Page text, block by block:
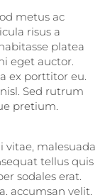
metus ac
risus a
platea
eget auctor.
ex porttitor eu.
Sed rutrum
pretium.
vitae, malesuada
tellus quis
sodales erat.
accumsan velit.